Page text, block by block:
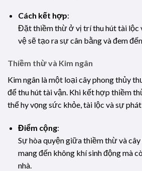
Cách kết hợp:
Đặt thiềm thừ ở vị trí thu hút tài lộc
vệ sẽ tạo ra sự cân bằng và đem
Thiềm thừ và Kim ngân
Kim ngân là một loại cây phong thủy
để thu hút tài vận. Khi kết hợp thiềm
thể hy vọng sức khỏe, tài lộc và sự
Điểm cộng:
Sự hòa quyện giữa thiềm thừ và
mang đến không khí sinh động mà
nhà.